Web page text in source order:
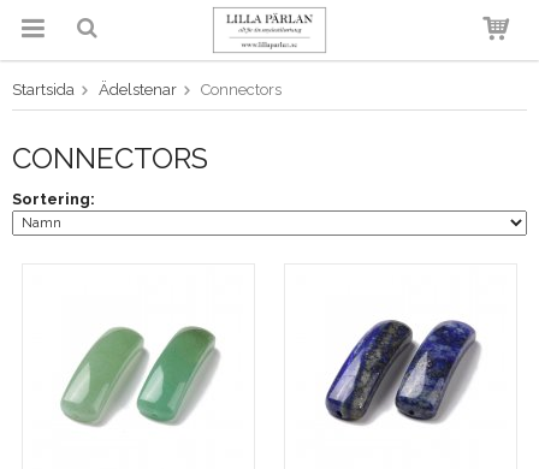
Produkten har blivit tillagd i
varukorgen
Startsida Ädelstenar Connectors
CONNECTORS
Sortering: